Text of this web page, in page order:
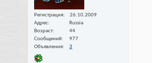
Регистрация
26.10.2009
Адрес
Russia
Возраст
44
Сообщений
977
Объявления
3